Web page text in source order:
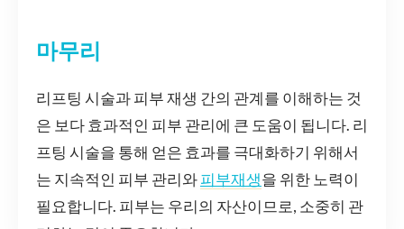
마무리
리프팅 시술과 피부 재생 간의 관계를 이해하는 것
은 보다 효과적인 피부 관리에 큰 도움이 됩니다. 리
프팅 시술을 통해 얻은 효과를 극대화하기 위해서
는 지속적인 피부 관리와피부재생을 위한 노력이
필요합니다. 피부는 우리의 자산이므로, 소중히 관